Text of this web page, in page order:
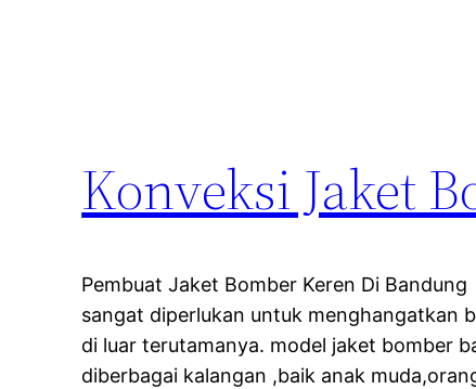
Konveksi Jaket
Pembuat Jaket Bomber Keren Di
sangat diperlukan untuk menghangatkan
di luar terutamanya. model jaket bomber
diberbagai kalangan ,baik anak